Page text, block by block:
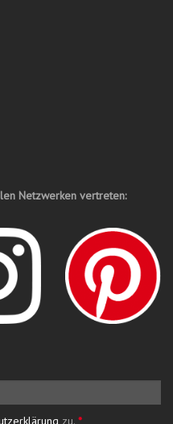
Netzwerken vertreten:
zu. *